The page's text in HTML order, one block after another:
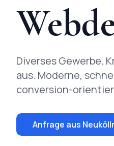
Diverses Gewerbe,
aus. Moderne,
conversion-
Anfrage aus